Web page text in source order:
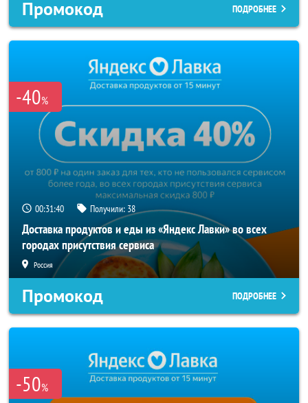
Промокод ПОДРОБНЕЕ
-40%
00:31:40 Получили: 38
Доставка продуктов и еды из «Яндекс Лавки» во всех
городах присутствия сервиса
Россия
Промокод ПОДРОБНЕЕ
-50%